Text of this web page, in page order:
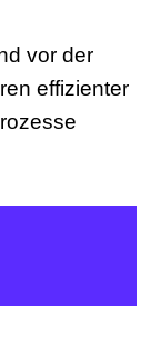
vor der
effizienter